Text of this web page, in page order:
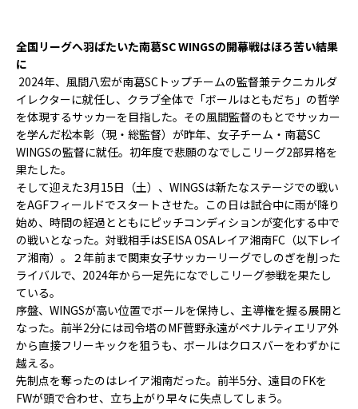
全国リーグへ羽ばたいた南葛SC WINGSの開幕戦はほろ苦い結果
に
2024年、風間八宏が南葛SC トップチームの監督兼テクニカルダ
イレクターに就任し、クラブ全体で「ボールはともだち」の哲学
を体現するサッカーを目指した。その風間監督のもとでサッカー
を学んだ松本彰（現・総監督）が昨年、女子チーム・南葛SC
WINGSの監督に就任。初年度で悲願のなでしこリーグ2部昇格を
果たした。
そして迎えた3月15日（土）、 WINGSは新たなステージでの戦い
をAGFフィールドでスタートさせた。この日は試合中に雨が降り
始め、時間の経過とともにピッチコンディションが変化する中で
の戦いとなった。対戦相手はSEISA OSAレイア湘南FC （以下レイ
ア湘南）。２年前まで関東女子サッカーリーグでしのぎを削った
ライバルで、 2024年から一足先になでしこリーグ参戦を果たし
ている。
序盤、 WINGSが高い位置でボールを保持し、主導権を握る展開と
なった。前半2分には司令塔のMF菅野永遠がペナルティエリア外
から直接フリーキックを狙うも、ボールはクロスバーをわずかに
越える。
先制点を奪ったのはレイア湘南だった。前半5分、遠目のFKを
FWが頭で合わせ、立ち上がり早々に失点してしまう。